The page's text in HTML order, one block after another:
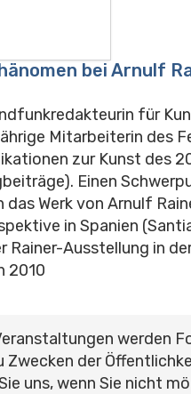
bei Arnulf
für
Mitarbeiterin des
zur Kunst des
Einen
Werk von Arnulf
in Spanien
Rainer-Ausstellung in
2010
werden
Zwecken der
uns, wenn Sie nicht